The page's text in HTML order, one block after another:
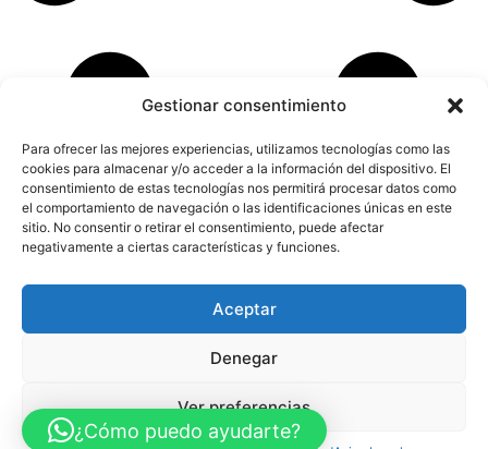
Gestionar consentimiento
Para ofrecer las mejores experiencias, utilizamos tecnologías como las
cookies para almacenar y/o acceder a la información del dispositivo. El
consentimiento de estas tecnologías nos permitirá procesar datos como
el comportamiento de navegación o las identificaciones únicas en este
sitio. No consentir o retirar el consentimiento, puede afectar
negativamente a ciertas características y funciones.
Aceptar
Denegar
Ver preferencias
Política de Privacidad
FINANCIADO POR LA UNIÓN EUROPEA CON EL PROGRAMA KIT
© Guia Telefónica de Empresas – Todos los derechos reservados.
¿Cómo puedo ayudarte?